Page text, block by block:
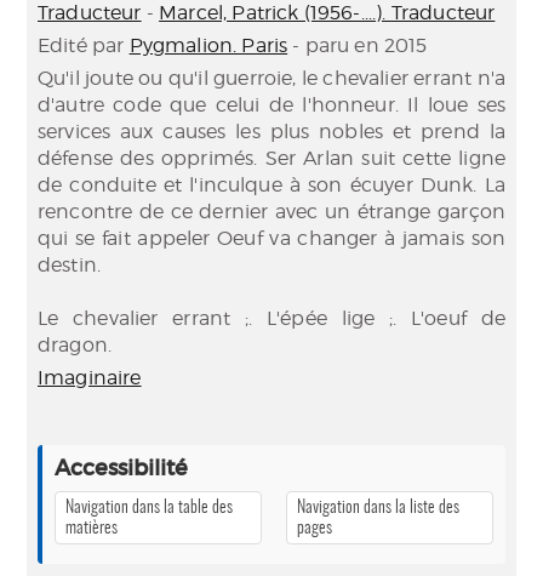
Traducteur - Marcel, Patrick (1956-....). Traducteur
Edité par Pygmalion. Paris - paru en 2015
Qu'il joute ou qu'il guerroie, le chevalier errant n'a
d'autre code que celui de l'honneur. Il loue ses
services aux causes les plus nobles et prend la
défense des opprimés. Ser Arlan suit cette ligne
de conduite et l'inculque à son écuyer Dunk. La
rencontre de ce dernier avec un étrange garçon
qui se fait appeler Oeuf va changer à jamais son
destin.
Le chevalier errant ;. L'épée lige ;. L'oeuf de
dragon.
Imaginaire
Accessibilité
Navigation dans la table des
matières
Navigation dans la liste des
pages